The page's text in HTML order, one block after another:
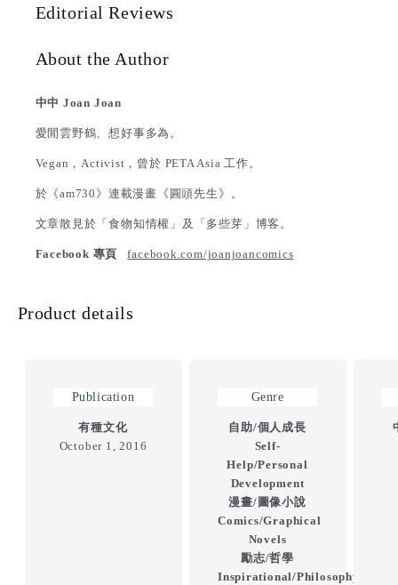
Editorial Reviews
About the Author
中中 Joan Joan
愛閒雲野鶴、想好事多為。
Vegan，Activist，曾於 PETA Asia 工作。
於《am730》連載漫畫《圓頭先生》。
文章散見於「食物知情權」及「多些芽」博客。
Facebook 專頁facebook.com/joanjoancomics
Product details
Publication
有種文化
October 1, 2016
Genre
自助/個人成長
Self-
Help/Personal
Development
漫畫/圖像小說
Comics/Graphical
Novels
勵志/哲學
Inspirational/Philosophy